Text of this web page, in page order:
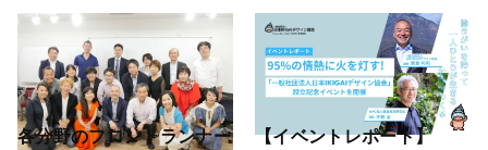
各分野のフロントランナー
【イベントレポート】